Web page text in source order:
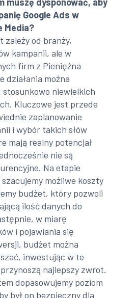
Google Ads w
Media?
zależy od branży,
kampanii, ale w
firm z Pieniężna
działania można
stosunkowo niewielkich
Kluczowe jest przede
zaplanowanie
i wybór takich słów
mają realny potencjał
nie są
Na etapie
możliwe koszty
budżet, który pozwoli
ilość danych do
w miarę
i pojawiania się
budżet można
inwestując w te
najlepszy zwrot.
dopasowujemy poziom
był on bezpieczny dla